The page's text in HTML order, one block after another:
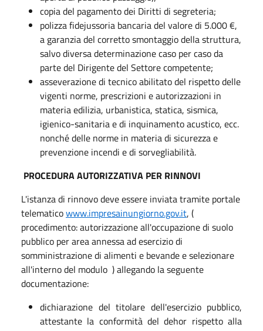
copia del pagamento dei Diritti di segreteria;
polizza fidejussoria bancaria del valore di 5.000 €,
a garanzia del corretto smontaggio della struttura,
salvo diversa determinazione caso per caso da
parte del Dirigente del Settore competente;
asseverazione di tecnico abilitato del rispetto delle
vigenti norme, prescrizioni e autorizzazioni in
materia edilizia, urbanistica, statica, sismica,
igienico-sanitaria e di inquinamento acustico, ecc.
nonché delle norme in materia di sicurezza e
prevenzione incendi e di sorvegliabilità.
PROCEDURA AUTORIZZATIVA PER RINNOVI
L'istanza di rinnovo deve essere inviata tramite portale
telematicowww.impresainungiorno.gov.it, (
procedimento: autorizzazione all'occupazione di suolo
pubblico per area annessa ad esercizio di
somministrazione di alimenti e bevande e selezionare
all'interno del modulo ) allegando la seguente
documentazione:
dichiarazione del titolare dell'esercizio pubblico,
attestante la conformità del dehor rispetto alla